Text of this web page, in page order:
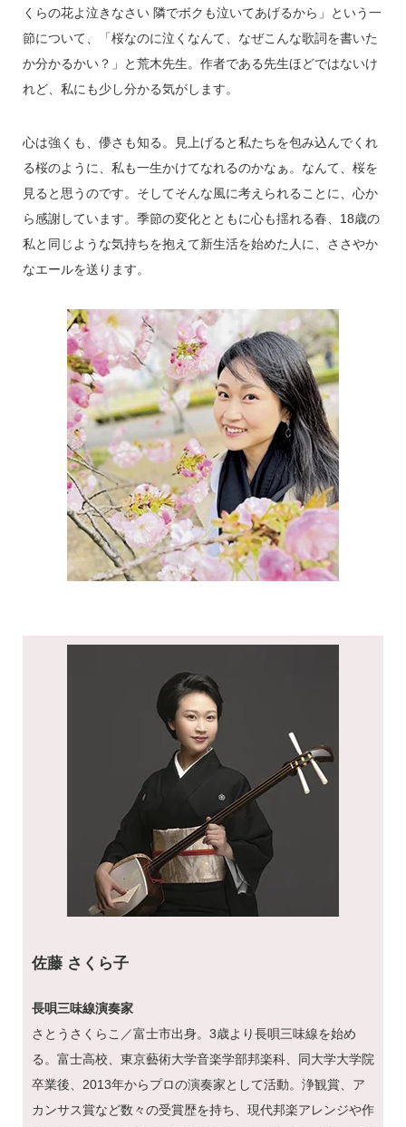
くらの花よ泣きなさい 隣でボクも泣いてあげるから」という一
節について、「桜なのに泣くなんて、なぜこんな歌詞を書いた
か分かるかい？」と荒木先生。作者である先生ほどではないけ
れど、私にも少し分かる気がします。
心は強くも、儚さも知る。見上げると私たちを包み込んでくれ
る桜のように、私も一生かけてなれるのかなぁ。なんて、桜を
見ると思うのです。そしてそんな風に考えられることに、心か
ら感謝しています。季節の変化とともに心も揺れる春、18歳の
私と同じような気持ちを抱えて新生活を始めた人に、ささやか
なエールを送ります。
佐藤 さくら子
長唄三味線演奏家
さとうさくらこ／富士市出身。3歳より長唄三味線を始め
る。富士高校、東京藝術大学音楽学部邦楽科、同大学大学院
卒業後、2013年からプロの演奏家として活動。浄観賞、ア
カンサス賞など数々の受賞歴を持ち、現代邦楽アレンジや作